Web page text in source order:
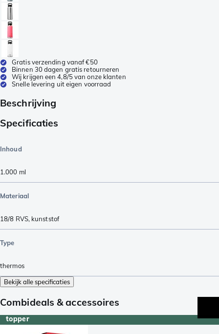
Gratis verzending vanaf €50
Binnen 30 dagen gratis retourneren
Wij krijgen een 4,8/5 van onze klanten
Snelle levering uit eigen voorraad
Beschrijving
Specificaties
Inhoud
1.000 ml
Materiaal
18/8 RVS, kunststof
Type
thermos
Bekijk alle specificaties
Combideals & accessoires
topper